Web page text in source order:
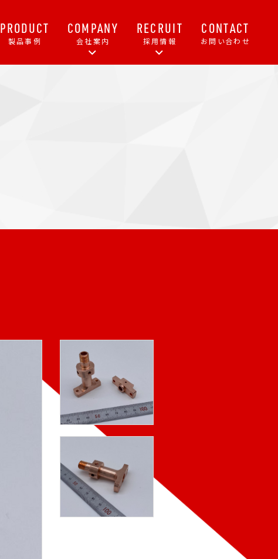
PRODUCT
製品事例
COMPANY
会社案内
RECRUIT
採用情報
CONTACT
お問い合わせ